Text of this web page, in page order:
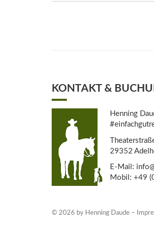
KONTAKT &
Henning
29352
E-Mail:
Mobil: +49
© 2026 by Henning Daude –